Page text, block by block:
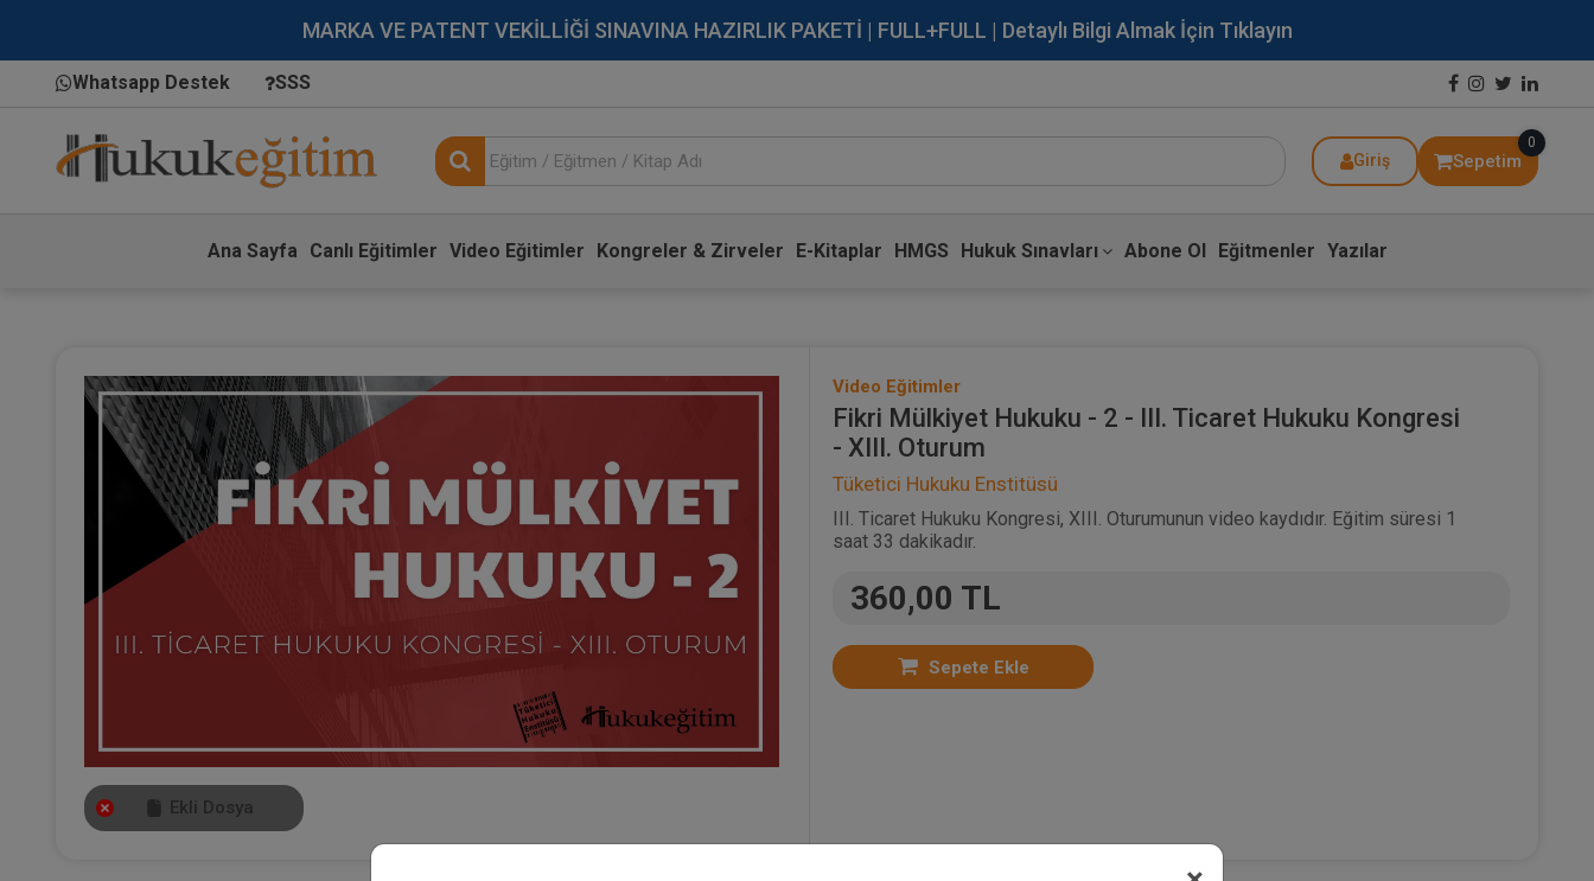
MARKA VE PATENT VEKİLLİĞİ SINAVINA HAZIRLIK PAKETİ | FULL+FULL | Detaylı Bilgi Almak İçin Tıklayın
Whatsapp Destek SSS
Giriş Sepetim
0
Ana Sayfa Canlı Eğitimler Video Eğitimler Kongreler & Zirveler E-Kitaplar HMGS Hukuk Sınavları Abone Ol Eğitmenler Yazılar
Ekli Dosya
Video Eğitimler
Fikri Mülkiyet Hukuku - 2 - III. Ticaret Hukuku Kongresi
- XIII. Oturum
Tüketici Hukuku Enstitüsü
III. Ticaret Hukuku Kongresi, XIII. Oturumunun video kaydıdır. Eğitim süresi 1
saat 33 dakikadır.
360,00 TL
Sepete Ekle